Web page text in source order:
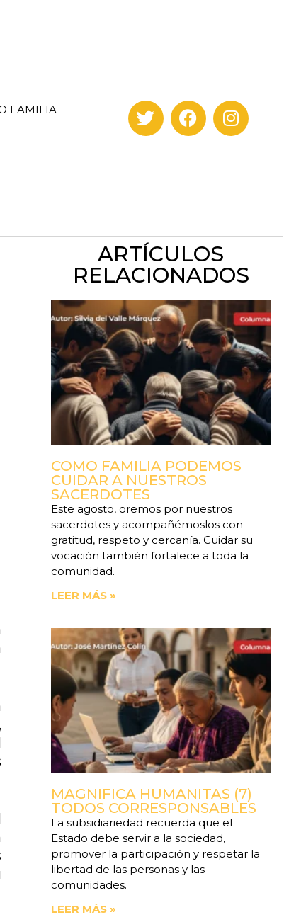
FAMILIA
ARTÍCULOS
RELACIONADOS
COMO FAMILIA PODEMOS
CUIDAR A NUESTROS
SACERDOTES
Este agosto, oremos por nuestros
sacerdotes y acompañémoslos con
gratitud, respeto y cercanía. Cuidar su
vocación también fortalece a toda la
comunidad.
LEER MÁS »
MAGNIFICA HUMANITAS (7)
TODOS CORRESPONSABLES
La subsidiariedad recuerda que el
Estado debe servir a la sociedad,
promover la participación y respetar la
libertad de las personas y las
comunidades.
LEER MÁS »